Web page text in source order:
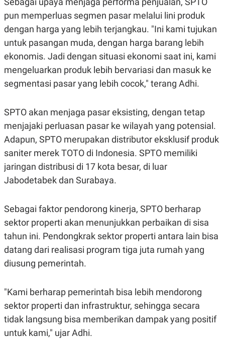
A
N
N
C
E
T
K
A
M
I
T
E
E
P
E
R
A
E
T
I
S
I
N
G
K
D
I
A
.
D
SITEMAPPROFILE TERM
OF
USE
PEDOMAN
PEMBERITAAN
SIBER
pun memperluas segmen pasar melalui lini produk
dengan harga yang lebih terjangkau. "Ini kami tujukan
untuk pasangan muda, dengan harga barang lebih
ekonomis. Jadi dengan situasi ekonomi saat ini, kami
mengeluarkan produk lebih bervariasi dan masuk ke
segmentasi pasar yang lebih cocok," terang Adhi.
SPTO akan menjaga pasar eksisting, dengan tetap
menjajaki perluasan pasar ke wilayah yang potensial.
Adapun, SPTO merupakan distributor eksklusif produk
saniter merek TOTO di Indonesia. SPTO memiliki
jaringan distribusi di 17 kota besar, di luar
Jabodetabek dan Surabaya.
Sebagai faktor pendorong kinerja, SPTO berharap
sektor properti akan menunjukkan perbaikan di sisa
tahun ini. Pendongkrak sektor properti antara lain bisa
datang dari realisasi program tiga juta rumah yang
diusung pemerintah.
"Kami berharap pemerintah bisa lebih mendorong
sektor properti dan infrastruktur, sehingga secara
tidak langsung bisa memberikan dampak yang positif
untuk kami," ujar Adhi.